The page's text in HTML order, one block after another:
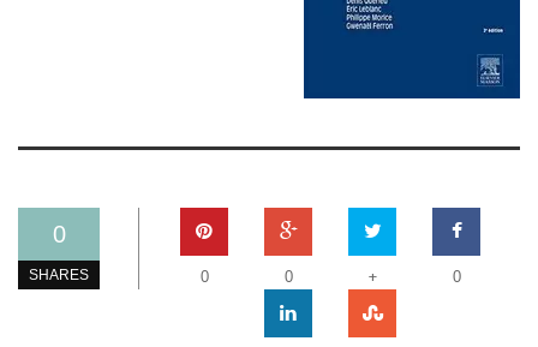
0
SHARES 0
+
0
0